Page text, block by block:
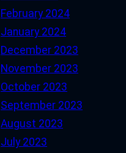
February 2024
January 2024
December 2023
November 2023
October 2023
September 2023
August 2023
July 2023